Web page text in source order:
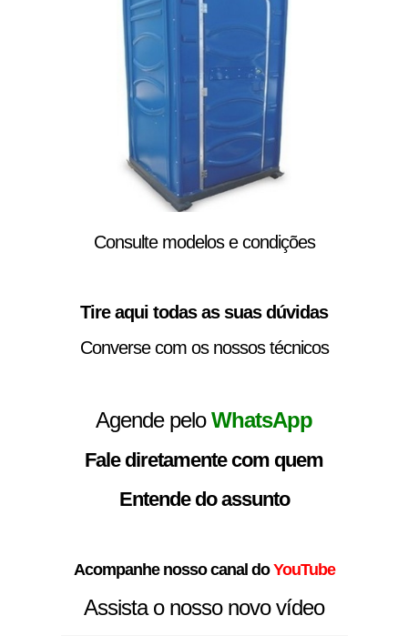
Consulte modelos e condições
Tire aqui todas as suas dúvidas
Converse com os nossos técnicos
Agende peloWhatsApp
Fale diretamente com quem
Entende do assunto
Acompanhe nosso canal do YouTube
Assista o nosso novo vídeo